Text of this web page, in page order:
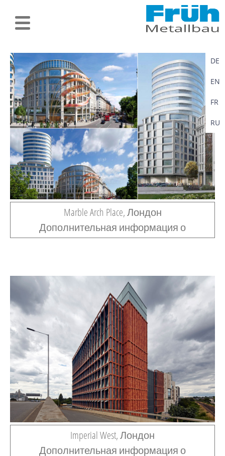
DE
EN
FR
RU
Marble Arch Place, Лондон
Дополнительная информация о
Imperial West, Лондон
Дополнительная информация о